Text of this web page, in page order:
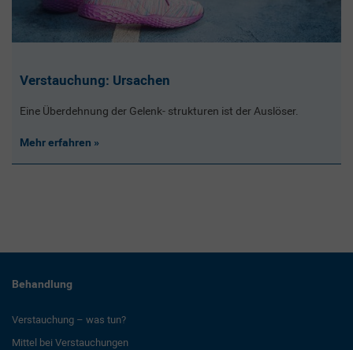
Verstauchung: Ursachen
Eine Überdehnung der Gelenk- strukturen ist der Auslöser.
Mehr erfahren
Behandlung
Verstauchung – was tun?
Mittel bei Verstauchungen